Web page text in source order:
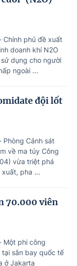
Chính phủ đề xuất
doanh khí N2O
dụng cho người
ngoài ...
đội lốt
Phòng Cảnh sát
về ma túy Công
vừa triệt phá
pha ...
70.000 viên
Một phi công
tại sân bay quốc tế
ở Jakarta